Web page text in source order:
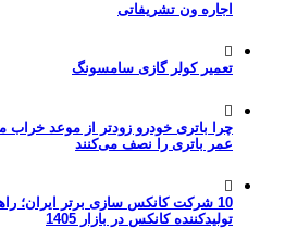
اجاره ون تشریفاتی
تعمیر کولر گازی سامسونگ
عمر باتری را نصف می‌کنند
10 شرکت کانکس سازی برتر ایران؛
تولیدکننده کانکس در بازار 1405